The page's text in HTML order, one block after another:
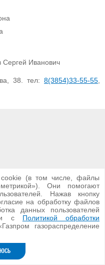
Сергей Иванович
38. тел:8(3854)33-55-55
Барнаул»
(в том числе, файлы
Они помогают
Нажав кнопку
на обработку файлов
данных пользователей
с Политикой обработки
газораспределение